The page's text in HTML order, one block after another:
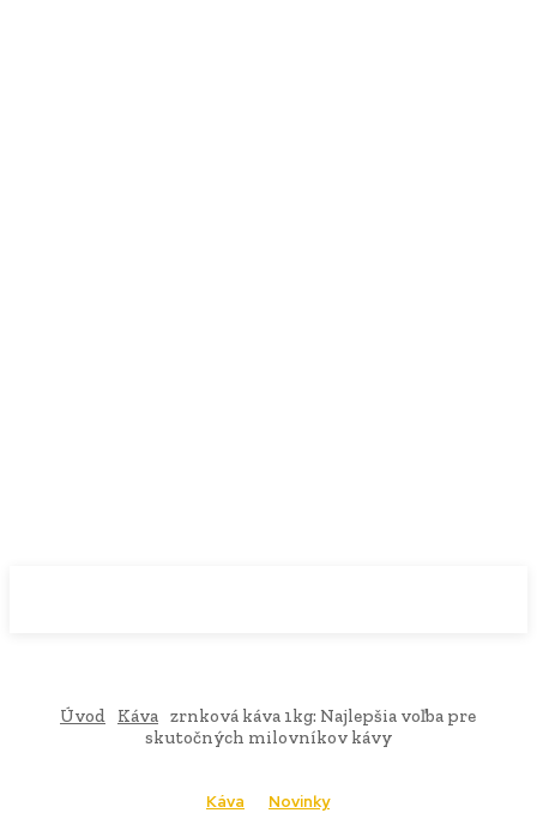
Úvod Káva zrnková káva 1kg: Najlepšia voľba pre
skutočných milovníkov kávy
Káva Novinky